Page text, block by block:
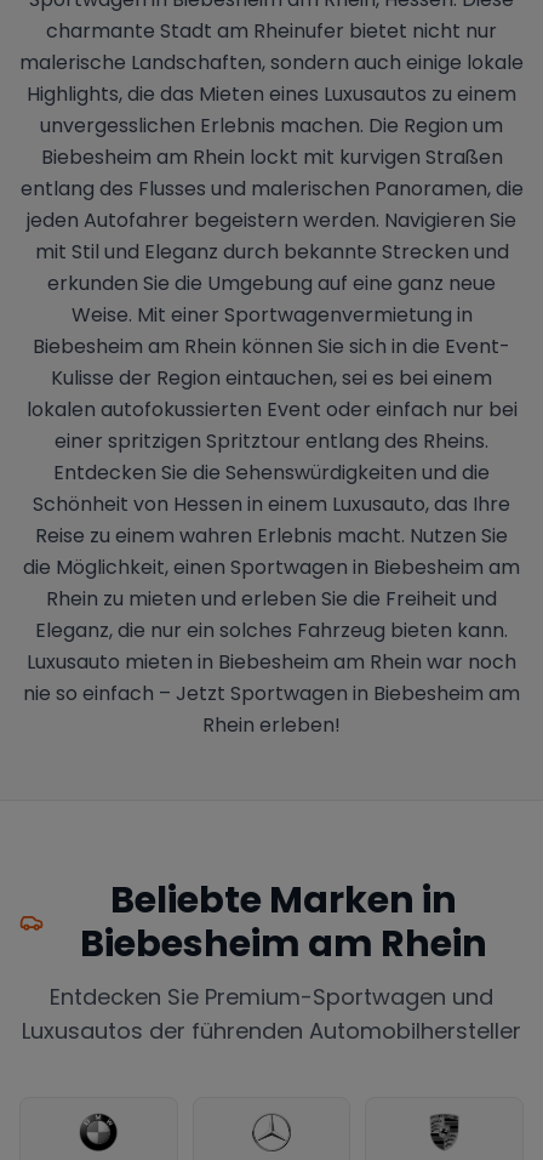
charmante Stadt am Rheinufer bietet nicht nur
malerische Landschaften, sondern auch einige lokale
Highlights, die das Mieten eines Luxusautos zu einem
unvergesslichen Erlebnis machen. Die Region um
Biebesheim am Rhein lockt mit kurvigen Straßen
entlang des Flusses und malerischen Panoramen, die
jeden Autofahrer begeistern werden. Navigieren Sie
mit Stil und Eleganz durch bekannte Strecken und
erkunden Sie die Umgebung auf eine ganz neue
Weise. Mit einer Sportwagenvermietung in
Biebesheim am Rhein können Sie sich in die Event-
Kulisse der Region eintauchen, sei es bei einem
lokalen autofokussierten Event oder einfach nur bei
einer spritzigen Spritztour entlang des Rheins.
Entdecken Sie die Sehenswürdigkeiten und die
Schönheit von Hessen in einem Luxusauto, das Ihre
Reise zu einem wahren Erlebnis macht. Nutzen Sie
die Möglichkeit, einen Sportwagen in Biebesheim am
Rhein zu mieten und erleben Sie die Freiheit und
Eleganz, die nur ein solches Fahrzeug bieten kann.
Luxusauto mieten in Biebesheim am Rhein war noch
nie so einfach – Jetzt Sportwagen in Biebesheim am
Rhein erleben!
Beliebte Marken in
Biebesheim am Rhein
Entdecken Sie Premium-Sportwagen und
Luxusautos der führenden Automobilhersteller